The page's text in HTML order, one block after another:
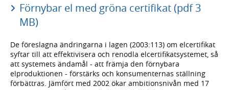
Förnybar el med gröna certifikat (pdf 3
MB)
De föreslagna ändringarna i lagen (2003:113) om elcertifikat
syftar till att effektivisera och renodla elcertifikatsystemet, så
att systemets ändamål - att främja den förnybara
elproduktionen - förstärks och konsumenternas ställning
förbättras. Jämfört med 2002 ökar ambitionsnivån med 17